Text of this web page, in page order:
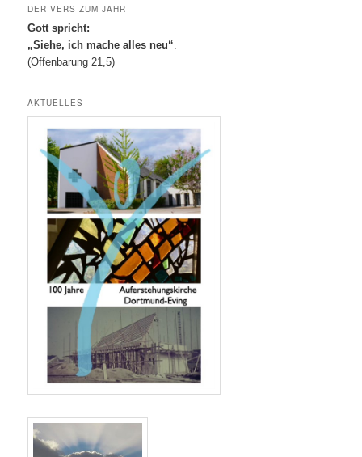
DER VERS ZUM JAHR
Gott spricht:
„Siehe, ich mache alles neu“.
(Offenbarung 21,5)
AKTUELLES